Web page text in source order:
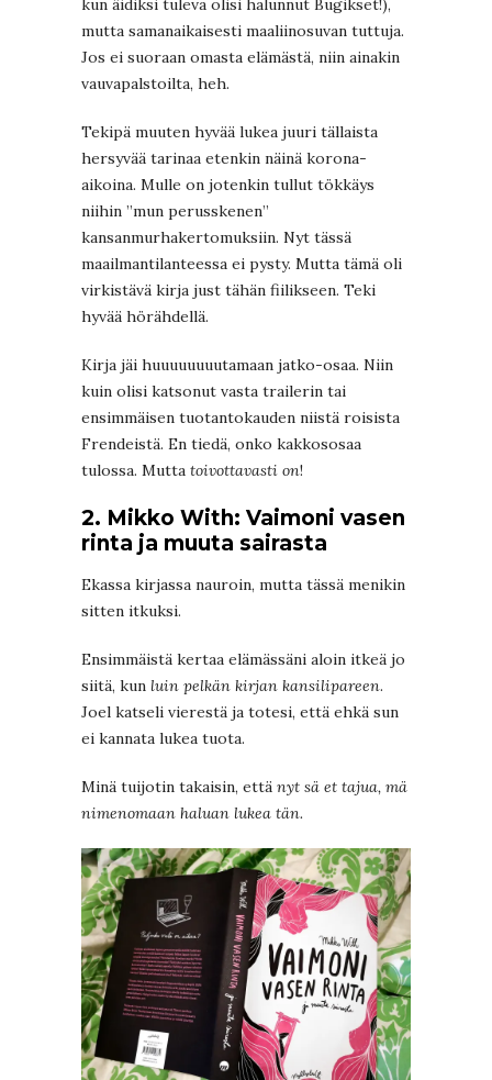
kun äidiksi tuleva olisi halunnut Bugikset!),
mutta samanaikaisesti maaliinosuvan tuttuja.
Jos ei suoraan omasta elämästä, niin ainakin
vauvapalstoilta, heh.
Tekipä muuten hyvää lukea juuri tällaista
hersyvää tarinaa etenkin näinä korona-
aikoina. Mulle on jotenkin tullut tökkäys
niihin ”mun perusskenen”
kansanmurhakertomuksiin. Nyt tässä
maailmantilanteessa ei pysty. Mutta tämä oli
virkistävä kirja just tähän fiilikseen. Teki
hyvää hörähdellä.
Kirja jäi huuuuuuuutamaan jatko-osaa. Niin
kuin olisi katsonut vasta trailerin tai
ensimmäisen tuotantokauden niistä roisista
Frendeistä. En tiedä, onko kakkososaa
tulossa. Mutta toivottavasti on!
2. Mikko With: Vaimoni vasen
rinta ja muuta sairasta
Ekassa kirjassa nauroin, mutta tässä menikin
sitten itkuksi.
Ensimmäistä kertaa elämässäni aloin itkeä jo
siitä, kun luin pelkän kirjan kansilipareen.
Joel katseli vierestä ja totesi, että ehkä sun
ei kannata lukea tuota.
Minä tuijotin takaisin, että nyt sä et tajua, mä
nimenomaan haluan lukea tän.